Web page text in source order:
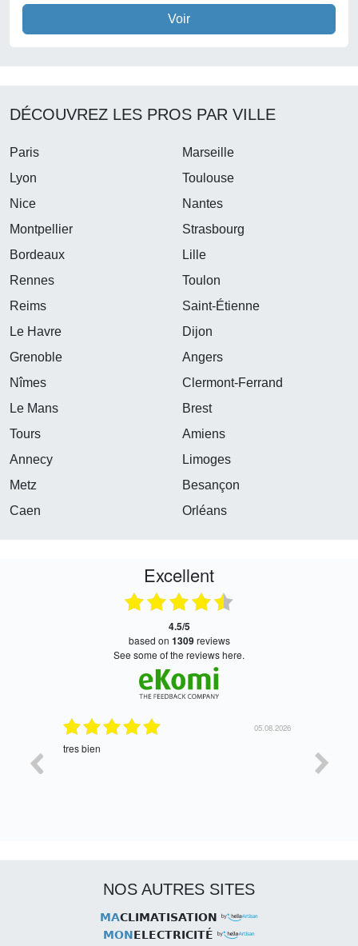
Voir
DÉCOUVREZ LES PROS PAR VILLE
Paris
Marseille
Lyon
Toulouse
Nice
Nantes
Montpellier
Strasbourg
Bordeaux
Lille
Rennes
Toulon
Reims
Saint-Étienne
Le Havre
Dijon
Grenoble
Angers
Nîmes
Clermont-Ferrand
Le Mans
Brest
Tours
Amiens
Annecy
Limoges
Metz
Besançon
Caen
Orléans
Excellent
4.5/5
based on 1309reviews
see some of the reviews here.
05.08.2026
tres bien
NOS AUTRES SITES
MACLIMATISATION
MONELECTRICITÉ